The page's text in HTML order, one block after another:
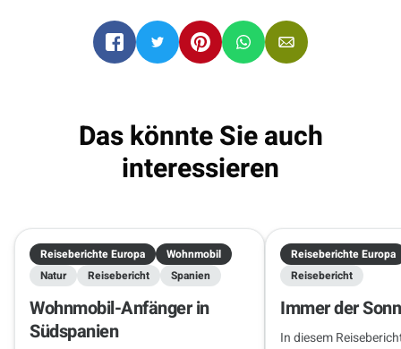
Edmonton .
Edmonton
Das könnte Sie auch
interessieren
Reiseberichte Europa
Wohnmobil
Natur
Reisebericht Spanien
Wohnmobil-Anfänger in
Südspanien
Reiseberichte Europa
Reisebericht
Immer der
In diesem